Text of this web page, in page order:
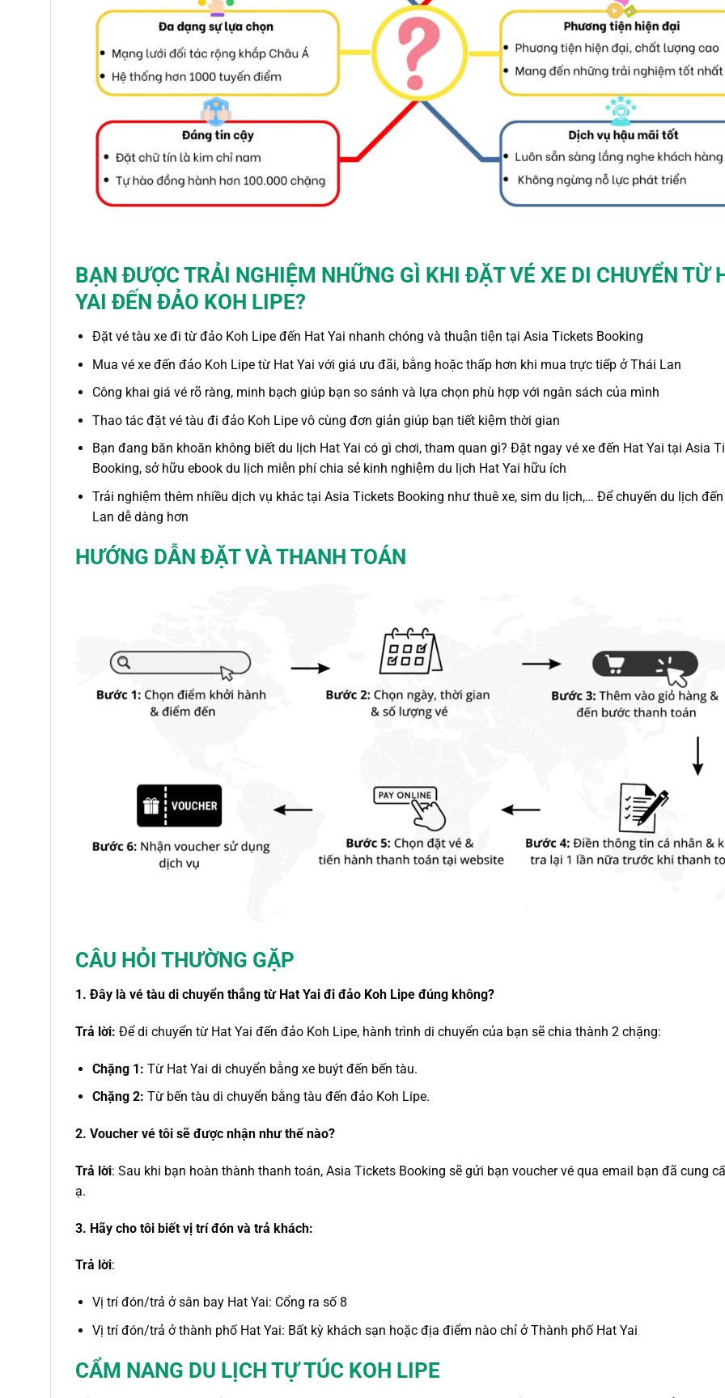
BẠN ĐƯỢC TRẢI NGHIỆM NHỮNG GÌ KHI ĐẶTVÉ XE DI CHUYỂN TỪ
YAI ĐẾN ĐẢO KOH LIPE?
Đặt vé tàu xe đi từ đảo Koh Lipe đến Hat Yai nhanh chóng và thuận tiện tại Asia Tickets Booking
Mua vé xeđến đảo Koh Lipe từ Hat Yai với giá ưu đãi, bằng hoặc thấp hơn khi mua trực tiếp ở Thái Lan
Công khai giá vé rõ ràng, minh bạch giúp bạn so sánh và lựa chọn phù hợp với ngân sách của mình
Thao tác đặt vé tàu đi đảo Koh Lipevô cùng đơn giản giúp bạn tiết kiệm thời gian
Bạn đang băn khoăn không biết du lịch Hat Yai có gì chơi, tham quan gì? Đặt ngay vé xe đến Hat Yai tại Asia
Booking, sở hữu ebook du lịch miễn phí chia sẻ kinh nghiệm du lịch Hat Yai hữu ích
Trải nghiệm thêm nhiều dịch vụ khác tại Asia Tickets Booking như thuê xe, sim du lịch,… Để chuyến du lịch
Lan dễ dàng hơn
HƯỚNG DẪN ĐẶT VÀ THANH TOÁN
CÂU HỎI THƯỜNG GẶP
1. Đây là vé tàu di chuyển thẳng từ Hat Yai đi đảo Koh Lipe đúng không?
Trả lời: Để di chuyển từ Hat Yai đến đảo Koh Lipe, hành trình di chuyển của bạn sẽ chia thành 2 chặng:
Chặng 1: Từ Hat Yai di chuyển bằng xe buýt đến bến tàu.
Chặng 2: Từ bến tàu di chuyển bằng tàu đến đảo Koh Lipe.
2. Voucher vé tôi sẽ được nhận như thế nào?
Trả lời: Sau khi bạn hoàn thành thanh toán, Asia Tickets Booking sẽ gửi bạn voucher vé qua email bạn đã cung
ạ.
3. Hãy cho tôi biết vị trí đón và trả khách:
Trả lời:
Vị trí đón/trả ở sân bay Hat Yai: Cổng ra số 8
Vị trí đón/trả ở thành phố Hat Yai: Bất kỳ khách sạn hoặc địa điểm nào chỉ ở Thành phố Hat Yai
CẨM NANG DU LỊCH TỰ TÚC KOH LIPE